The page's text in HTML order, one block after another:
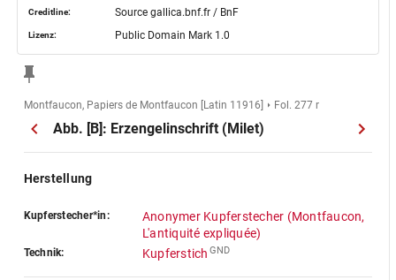
Creditline: Source gallica.bnf.fr / BnF
Lizenz: Public Domain Mark 1.0
Montfaucon, Papiers de Montfaucon [Latin 11916] Fol. 277 r
Abb. [B]: Erzengelinschrift (Milet)
Herstellung
Kupferstecher*in:
Anonymer Kupferstecher (Montfaucon,
L'antiquité expliquée)
Technik: Kupferstich GND